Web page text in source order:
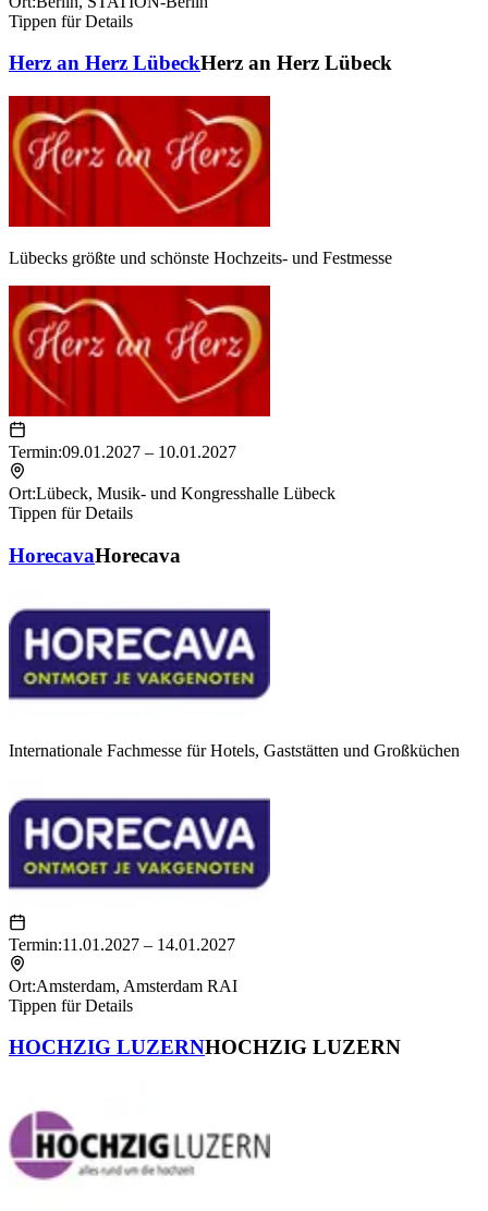
Tippen für Details
Herz an Herz LübeckHerz an Herz Lübeck
Lübecks größte und schönste Hochzeits- und Festmesse
Termin:09.01.2027 – 10.01.2027
Ort:Lübeck, Musik- und Kongresshalle Lübeck
Tippen für Details
HorecavaHorecava
Internationale Fachmesse für Hotels, Gaststätten und Großküchen
Termin:11.01.2027 – 14.01.2027
Ort:Amsterdam, Amsterdam RAI
Tippen für Details
HOCHZIG LUZERNHOCHZIG LUZERN